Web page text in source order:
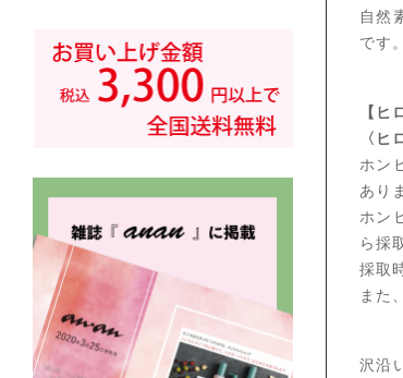
自然
です。
【ヒ
〈ヒ
ホン
あり
ホン
ら採
採取
また
沢沿